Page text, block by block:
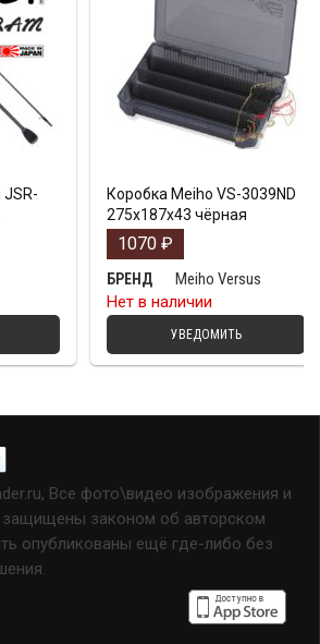
Коробка Meiho VS-3039ND
275х187х43 чёрная
1070 ₽
БРЕНД
Meiho Versus
Нет в наличии
УВЕДОМИТЬ
Все фото\видео изображения и
защищены законом об авторском
опубликованы ещё где-либо без